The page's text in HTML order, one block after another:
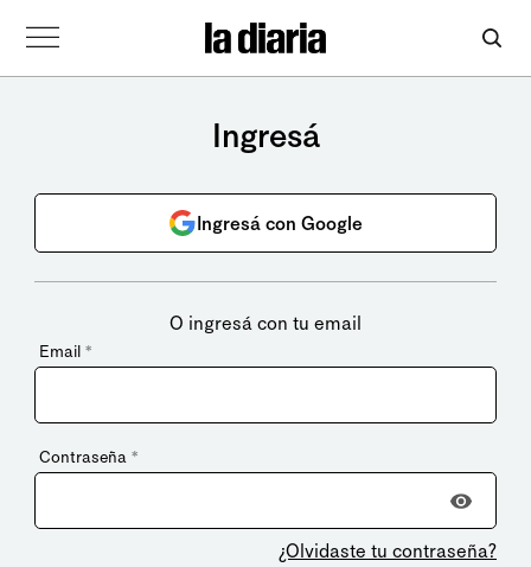
Ingresá
Ingresá con Google
O ingresá con tu email
Email *
Contraseña *
¿Olvidaste tu contraseña?